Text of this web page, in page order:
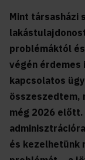
Mint társasházi
problémáktól
végén érdemes
kapcsolatos
összeszedtem,
még 2026 előtt.
és kezelhetünk